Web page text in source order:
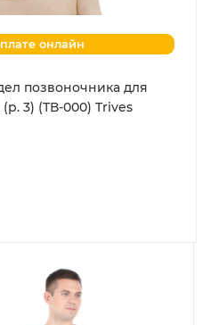
онлайн
позвоночника для
новорожденных Т.51.01 (р. 3) (ТВ-000) Trives